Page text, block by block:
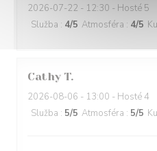
2026-07-22 - 12:30 - Hosté 5
Služba : 4/5 Atmosféra : 4/5
Cathy T
2026-08-06 - 13:00 - Hosté 4
Služba : 5/5 Atmosféra : 5/5